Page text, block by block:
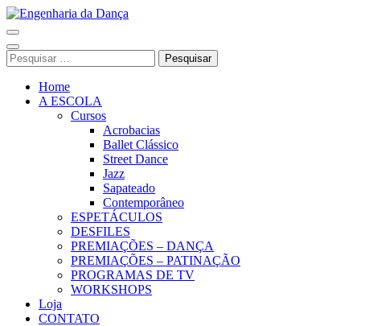
Pular
para
o
conteúdo
(Pressione
Enter)
Pesquisar
por:
Home
A ESCOLA
Cursos
Acrobacias
Ballet Clássico
Street Dance
Jazz
Sapateado
Contemporâneo
ESPETÁCULOS
DESFILES
PREMIAÇÕES – DANÇA
PREMIAÇÕES – PATINAÇÃO
PROGRAMAS DE TV
WORKSHOPS
Loja
CONTATO